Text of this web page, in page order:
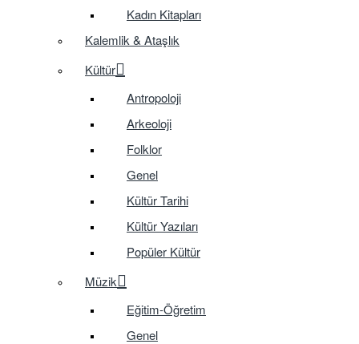
Kadın Kitapları
Kalemlik & Ataşlık
Kültür
Antropoloji
Arkeoloji
Folklor
Genel
Kültür Tarihi
Kültür Yazıları
Popüler Kültür
Müzik
Eğitim-Öğretim
Genel